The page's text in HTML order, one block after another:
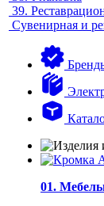
39.
Сувенирная и
01.